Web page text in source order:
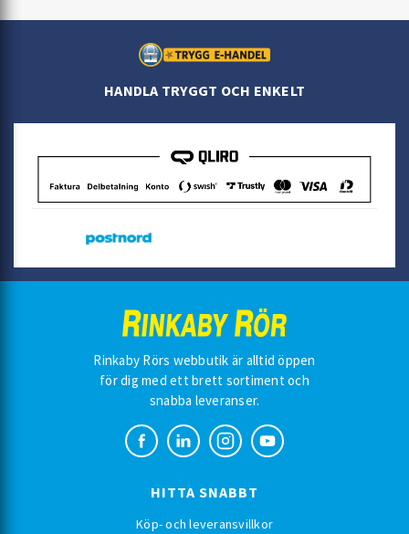
HANDLA TRYGGT OCH ENKELT
Rinkaby Rörs webbutik är alltid öppen
för dig med ett brett sortiment och
snabba leveranser.
HITTA SNABBT
Köp- och leveransvillkor